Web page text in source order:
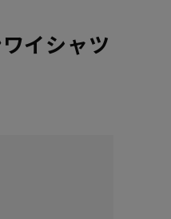
イシャツ